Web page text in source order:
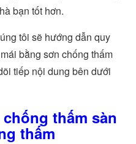
bạn tốt hơn.
tôi sẽ hướng dẫn quy
bằng sơn chống thấm
tiếp nội dung bên dưới
thấm sàn
thấm